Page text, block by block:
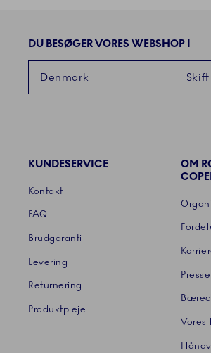
DU BESØGER VORES WEBSHOP I
Denmark
KUNDESERVICE
Kontakt
FAQ
Brudgaranti
Levering
Returnering
Produktpleje
OM
Presse
Vores